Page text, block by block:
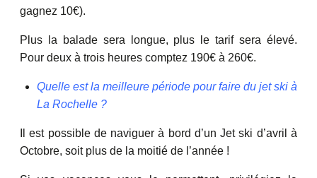
gagnez 10€).
Plus la balade sera longue, plus le tarif sera élevé.
Pour deux à trois heures comptez 190€ à 260€.
Quelle est la meilleure période pour faire du jet ski à
La Rochelle ?
Il est possible de naviguer à bord d’un Jet ski d’avril à
Octobre, soit plus de la moitié de l’année !